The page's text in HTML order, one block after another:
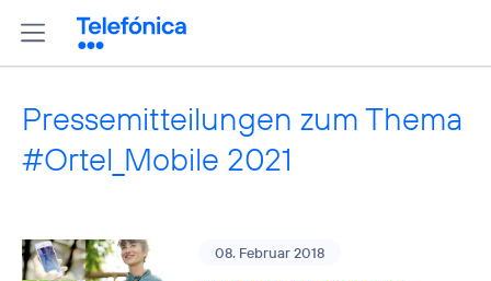
Pressemitteilungen zum Thema
#Ortel_Mobile 2021
08. Februar 2018